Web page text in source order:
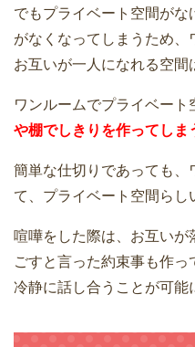
でもプライベート空間が
がなくなってしまうため、
お互いが一人になれる空間
ワンルームでプライベート
や棚でしきりを作ってしま
簡単な仕切りであっても
て、プライベート空間らし
喧嘩をした際は、お互いが
ごすと言った約束事も作
冷静に話し合うことが可能